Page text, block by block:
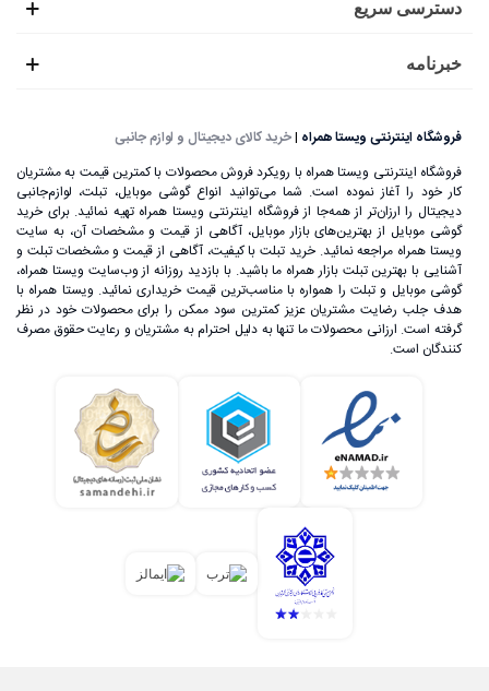
دسترسی سریع
خبرنامه
فروشگاه اینترنتی ویستا همراه |خرید کالای دیجیتال و لوازم جانبی
فروشگاه اینترنتی ویستا همراه با رویکرد فروش محصولات با کمترین قیمت به مشتریان
کار خود را آغاز نموده است. شما می‌توانید انواع گوشی موبایل، تبلت، لوازم‌جانبی
دیجیتال را ارزان‌تر از همه‌جا از فروشگاه اینترنتی ویستا همراه تهیه نمائید. برای خرید
گوشی موبایل از بهترین‌های بازار موبایل، آگاهی از قیمت و مشخصات آن، به ‌سایت
ویستا همراه مراجعه نمائید. خرید تبلت با کیفیت، آگاهی از قیمت و مشخصات تبلت و
آشنایی با بهترین تبلت بازار همراه ما باشید. با بازدید روزانه از وب‌سایت ویستا همراه،
گوشی موبایل و تبلت را همواره با مناسب‌ترین قیمت خریداری نمائید. ویستا همراه با
هدف جلب رضایت مشتریان عزیز کمترین سود ممکن را برای محصولات خود در نظر
گرفته است. ارزانی محصولات ما تنها به دلیل احترام به مشتریان و رعایت حقوق مصرف
کنندگان است.